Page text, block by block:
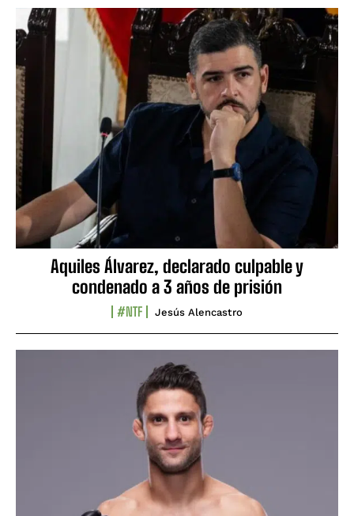
Aquiles Álvarez, declarado culpable y
condenado a 3 años de prisión
#NTF Jesús Alencastro